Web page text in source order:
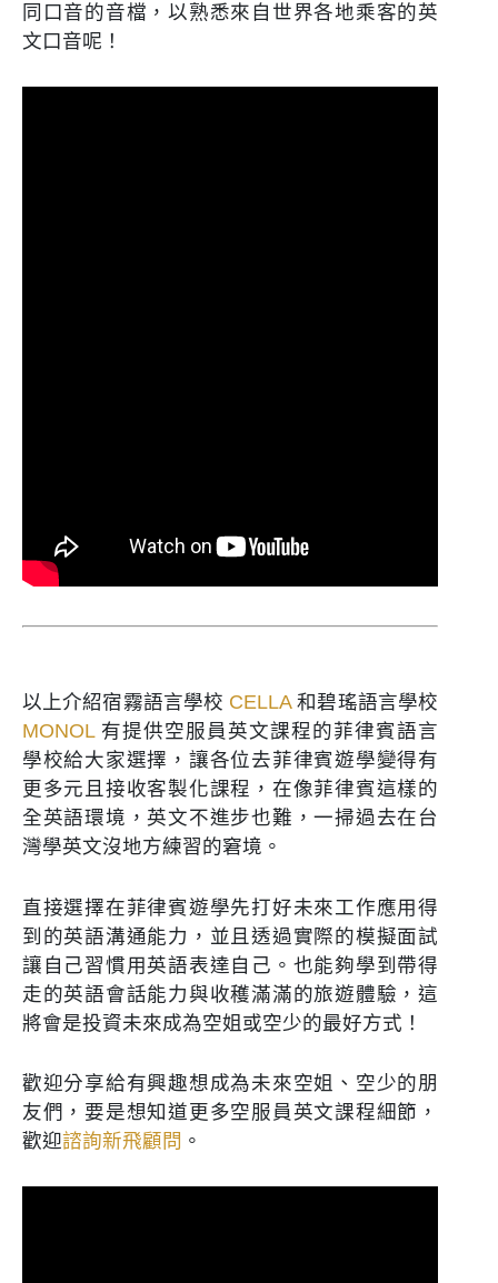
同口音的音檔，以熟悉來自世界各地乘客的英
文口音呢！
以上介紹宿霧語言學校 CELLA和碧瑤語言學校
MONOL有提供空服員英文課程的菲律賓語言
學校給大家選擇，讓各位去菲律賓遊學變得有
更多元且接收客製化課程，在像菲律賓這樣的
全英語環境，英文不進步也難，一掃過去在台
灣學英文沒地方練習的窘境。
直接選擇在菲律賓遊學先打好未來工作應用得
到的英語溝通能力，並且透過實際的模擬面試
讓自己習慣用英語表達自己。也能夠學到帶得
走的英語會話能力與收穫滿滿的旅遊體驗，這
將會是投資未來成為空姐或空少的最好方式！
歡迎分享給有興趣想成為未來空姐、空少的朋
友們，要是想知道更多空服員英文課程細節，
歡迎諮詢新飛顧問 。